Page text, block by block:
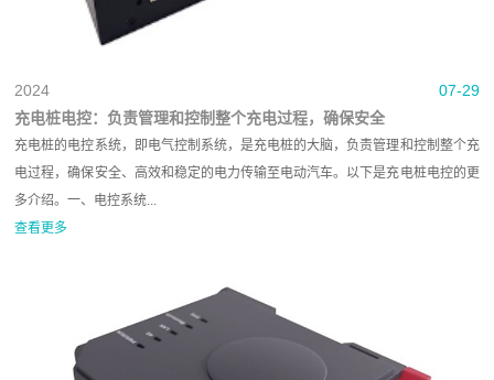
07-29
2024
充电桩电控：负责管理和控制整个充电过程，确保安全
充电桩的电控系统，即电气控制系统，是充电桩的大脑，负责管理和控制整个充
电过程，确保安全、高效和稳定的电力传输至电动汽车。以下是充电桩电控的更
多介绍。一、电控系统...
查看更多